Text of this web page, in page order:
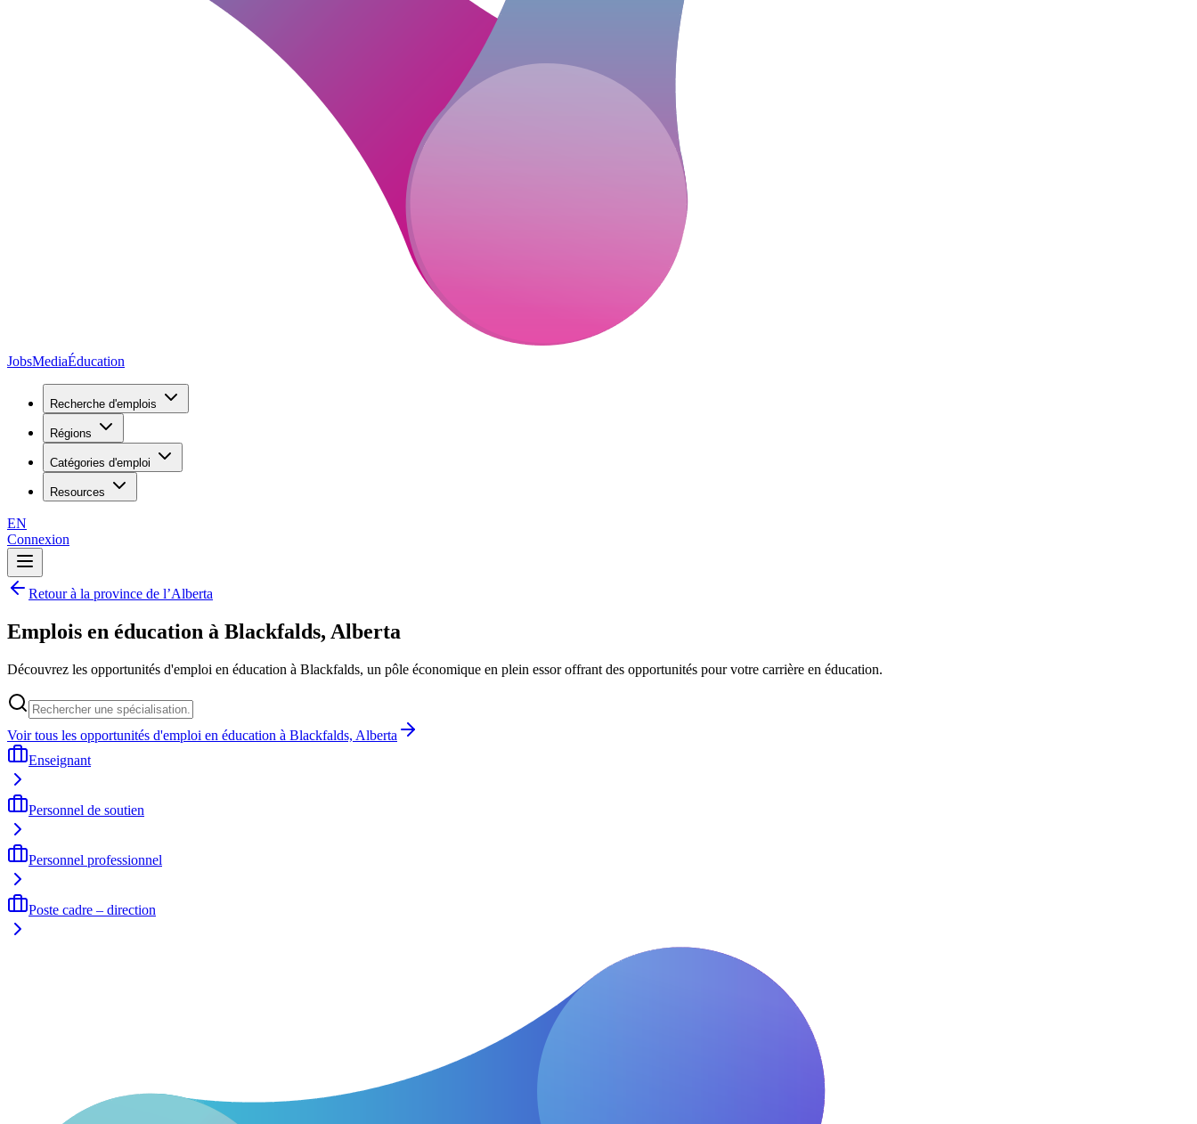
JobsMediaÉducation
Recherche d'emplois
Régions
Catégories d'emploi
Resources
EN
Connexion
Retour à la province de l’Alberta
Emplois en éducation à Blackfalds, Alberta
Découvrez les opportunités d'emploi en éducation à Blackfalds, un pôle économique en plein essor offrant des opportunités pour votre carrière en éducation.
Voir tous les opportunités d'emploi en éducation à Blackfalds, Alberta
Enseignant
Personnel de soutien
Personnel professionnel
Poste cadre – direction